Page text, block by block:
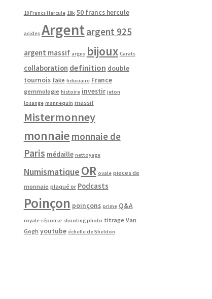
10 Francs Hercule 18k 50 francs hercule
acides Argentargent 925
argent massif argus bijoux Carats
collaboration definition double
tournois fake fiduciaire France
gemmologie histoire investir jeton
losange mannequin massif
Mistermonney
monnaie monnaie de
Paris médaille nettoyage
Numismatique OR ovale pieces de
monnaie plaqué or Podcasts
Poinçon poinçons prime Q&A
royale réponse shooting photo titrage Van
Gogh youtube échelle de Sheldon